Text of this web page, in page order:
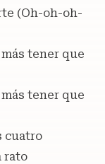
(Oh-oh-oh-
tener que
tener que
cuatro
rato